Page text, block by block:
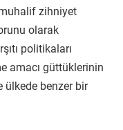
zihniyet
olarak
politikaları
amacı güttüklerinin
ülkede benzer bir